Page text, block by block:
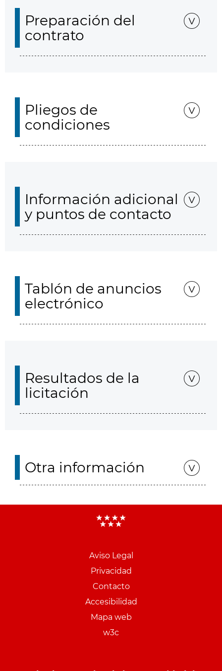
Preparación del
contrato
Pliegos de
condiciones
Información adicional
y puntos de contacto
Tablón de anuncios
electrónico
Resultados de la
licitación
Otra información
Aviso Legal
Privacidad
Contacto
Accesibilidad
Mapa web
w3c